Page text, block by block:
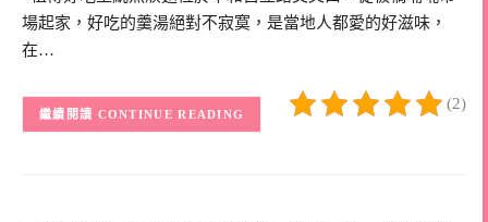
場起家，好吃的羹湯絕對不寂寞，是當地人都愛的好滋味，
在…
(2)
CONTINUE READING